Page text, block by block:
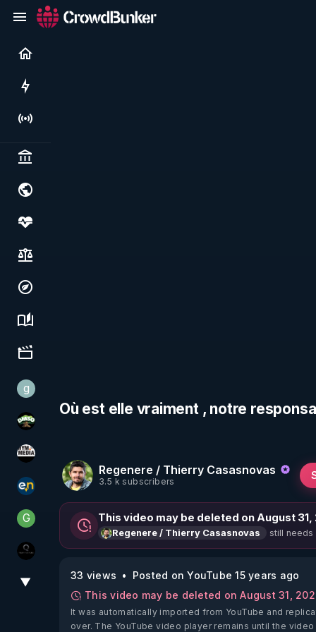
Live
Politics & institutions
Society, justice & freedoms
Economy, environment & technology
Science, history & spirituality
Culture, media & entertainment
ggilo59
DMSO pour TOUS
HYM.MEDIA
essentiel.news
G Generousbear
La vérité
▼
Où est elle vraiment , notre
Regenere / Thierry Casasnovas
3.5 k subscribers
This video may be deleted on August 31,
Regenere / Thierry Casasnovas still needs
33 views
Posted on YouTube 15 years ago
This video may be deleted on August 31,
It was automatically imported from YouTube and
over. The YouTube video player remains until the